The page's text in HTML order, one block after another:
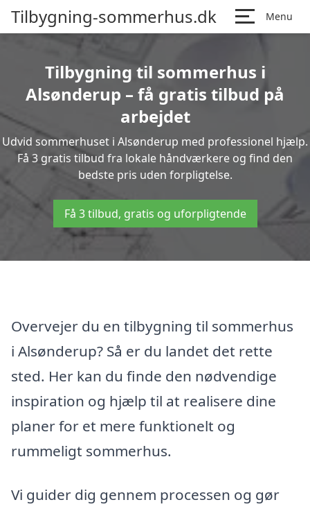
Tilbygning-sommerhus.dk Menu
Tilbygning til sommerhus i
Alsønderup – få gratis tilbud på
arbejdet
Udvid sommerhuset i Alsønderup med professionel hjælp.
Få 3 gratis tilbud fra lokale håndværkere og find den
bedste pris uden forpligtelse.
Få 3 tilbud, gratis og uforpligtende
Overvejer du en tilbygning til sommerhus
i Alsønderup? Så er du landet det rette
sted. Her kan du finde den nødvendige
inspiration og hjælp til at realisere dine
planer for et mere funktionelt og
rummeligt sommerhus.
Vi guider dig gennem processen og gør